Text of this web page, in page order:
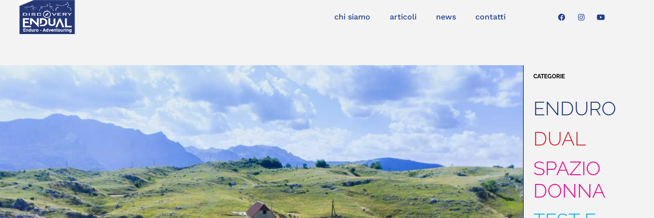
chi siamo articoli news contatti
CATEGORIE
ENDURO
DUAL
SPAZIO
DONNA